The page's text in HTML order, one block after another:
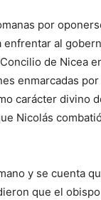
por
al
de Nicea
enmarcadas
carácter divino
Nicolás
y se cuenta
que el